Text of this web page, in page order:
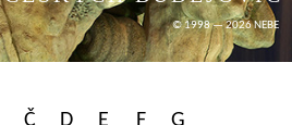
© 1998 — 2026 NEBE
Č D E F
G